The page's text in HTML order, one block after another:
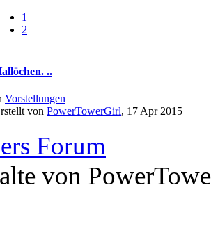
1
2
..
Vorstellungen
von PowerTowerGirl, 17 Apr 2015
Forum
von